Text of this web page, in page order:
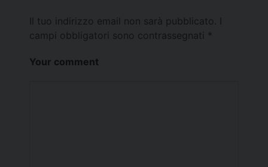
Il tuo indirizzo email non sarà pubblicato.
campi obbligatori sono contrassegnati *
Your comment